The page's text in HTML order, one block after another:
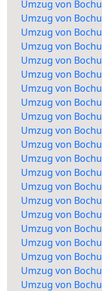
Umzug von
Umzug von
Umzug von
Umzug von
Umzug von
Umzug von
Umzug von
Umzug von
Umzug von
Umzug von
Umzug von
Umzug von
Umzug von
Umzug von
Umzug von
Umzug von
Umzug von
Umzug von
Umzug von
Umzug von
Umzug von